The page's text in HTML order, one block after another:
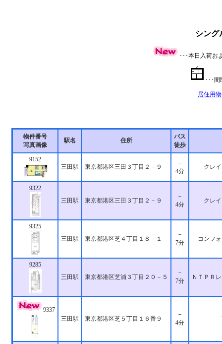
シング
･･･本日入荷
･･･
居住用
物件番号
写真画像
駅名 住所
バス
徒歩
9152
三田駅
東京都港区三田３丁目２－９
－
4分
クレ
9322
三田駅
東京都港区三田３丁目２－９
－
4分
クレ
9325
三田駅
東京都港区芝４丁目１８－１
－
7分
コンフ
9285
三田駅
東京都港区芝浦３丁目２０－５
－
7分
ＮＴＰＲ
9337
三田駅
東京都港区芝５丁目１６番９
－
4分